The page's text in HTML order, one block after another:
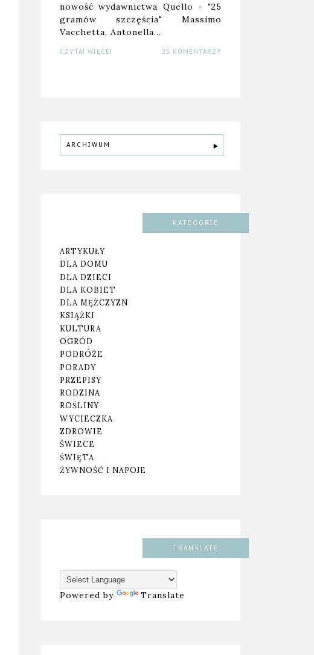
nowość wydawnictwa Quello - "25
gramów szczęścia" Massimo
Vacchetta, Antonella…
CZYTAJ WIĘCEJ 25 KOMENTARZY
ARCHIWUM
KATEGORIE
ARTYKUŁY
DLA DOMU
DLA DZIECI
DLA KOBIET
DLA MĘŻCZYZN
KSIĄŻKI
KULTURA
OGRÓD
PODRÓŻE
PORADY
PRZEPISY
RODZINA
ROŚLINY
WYCIECZKA
ZDROWIE
ŚWIECE
ŚWIĘTA
ŻYWNOŚĆ I NAPOJE
TRANSLATE
Powered by Translate